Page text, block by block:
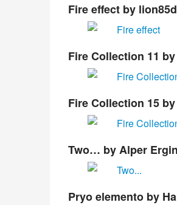
Fire effect by
Fire Collection 11
Fire Collection 15
Two… by Alper Ergin
Pryo elemento by